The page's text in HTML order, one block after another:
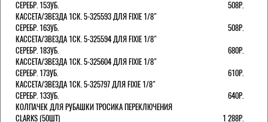
СЕРЕБР. 15ЗУБ.
508Р.
КАССЕТА/ЗВЕЗДА 1СК. 5-325593 ДЛЯ FIXIE 1/8"
СЕРЕБР. 16ЗУБ.
508Р.
КАССЕТА/ЗВЕЗДА 1СК. 5-325594 ДЛЯ FIXIE 1/8"
СЕРЕБР. 18ЗУБ.
680Р.
КАССЕТА/ЗВЕЗДА 1СК. 5-325604 ДЛЯ FIXIE 1/8"
СЕРЕБР. 17ЗУБ.
610Р.
КАССЕТА/ЗВЕЗДА 1СК. 5-325797 ДЛЯ FIXIE 1/8"
СЕРЕБР. 13ЗУБ.
640Р.
КОЛПАЧЕК ДЛЯ РУБАШКИ ТРОСИКА ПЕРЕКЛЮЧЕНИЯ
CLARKS (50ШТ)
1 288Р.